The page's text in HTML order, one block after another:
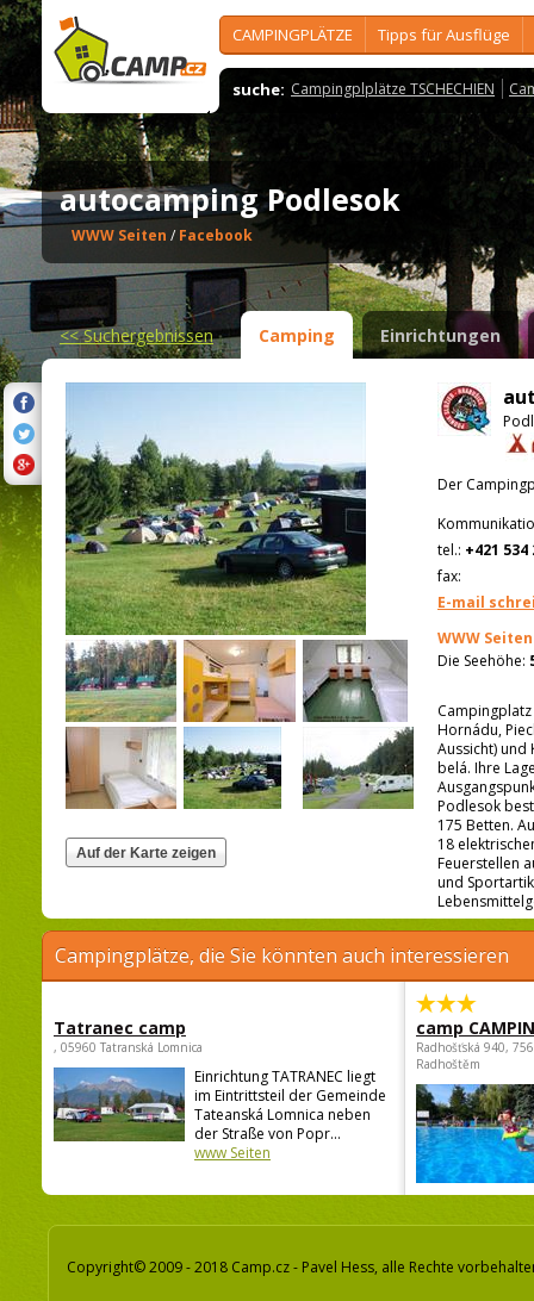
CAMPINGPLÄTZE Tipps für Ausflüge
suche: Campingplplätze TSCHECHIEN
autocamping Podlesok
WWW Seiten / Facebook
<<Suchergebnissen Camping Einrichtungen
Der
tel.: +421 534
fax:
E-mail
WWW Seiten
Die Seehöhe:
Hornádu,
Aussicht) und
belá. Ihre
Podlesok
175 Betten.
18
Feuerstellen
und
Campingplätze, die Sie könnten auch interessieren
Tatranec camp
, 05960 Tatranská Lomnica
Einrichtung TATRANEC liegt
im Eintrittsteil der Gemeinde
Tateanská Lomnica neben
der Straße von Popr...
www Seiten
camp
Radhošťská 940,
Radhoštěm
Copyright© 2009 - 2018 Camp.cz - Pavel Hess, alle Rechte